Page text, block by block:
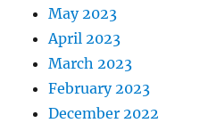
May 2023
April 2023
March 2023
February 2023
December 2022